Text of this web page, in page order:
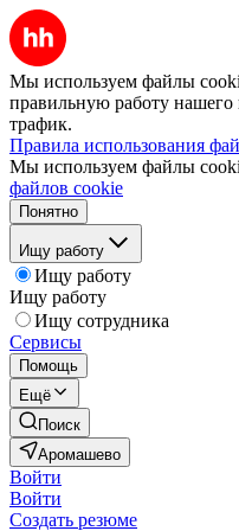
Мы используем файлы
правильную работу нашего
трафик.
Правила использования
Мы используем файлы
файлов cookie
Понятно
Ищу работу
Ищу работу
Ищу работу
Ищу сотрудника
Сервисы
Помощь
Ещё
Поиск
Аромашево
Войти
Войти
Создать резюме